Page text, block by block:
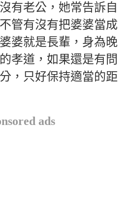
有老公，她常告訴自
管有沒有把婆婆當成
婆就是長輩，身為晚
孝道，如果還是有問
，只好保持適當的距
ads